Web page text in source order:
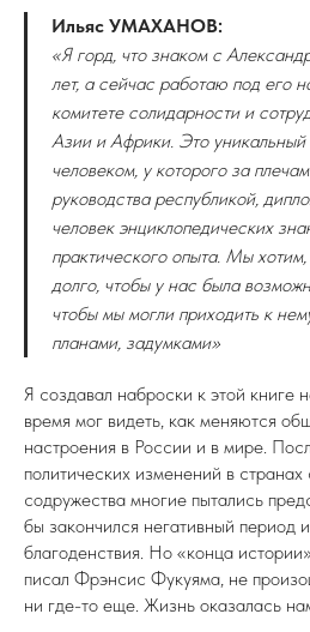
Ильяс УМАХАНОВ:
«Я горд, что знаком с
лет, а сейчас работаю под его
комитете солидарности и
Азии и Африки. Это
человеком, у которого за
руководства республикой,
человек энциклопедических
практического опыта. Мы
долго, чтобы у нас была
чтобы мы могли приходить к
планами, задумками»
Я создавал наброски к этой книге
время мог видеть, как меняются
настроения в России и в мире.
политических изменений в
содружества многие пытались
бы закончился негативный период
благоденствия. Но «конца
писал Фрэнсис Фукуяма, не
ни где-то еще. Жизнь оказалась